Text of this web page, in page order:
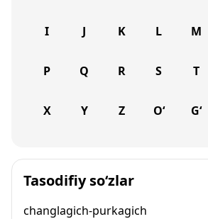
I J K L M
P Q R S T
X Y Z O‘ G‘
Tasodifiy so‘zlar
changlagich-purkagich